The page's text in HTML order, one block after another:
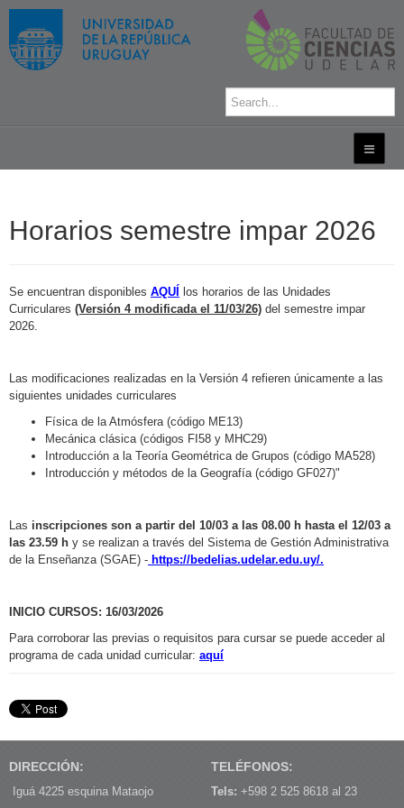
Horarios semestre impar 2026
Se encuentran disponibles AQUÍ
los horarios de las Unidades
Curriculares (Versión 4 modificada el 11/03/26) del semestre impar
2026.
Las modificaciones realizadas en la Versión 4 refieren únicamente a las
siguientes unidades curriculares
Física de la Atmósfera (código ME13)
Mecánica clásica (códigos FI58 y MHC29)
Introducción a la Teoría Geométrica de Grupos (código MA528)
Introducción y métodos de la Geografía (código GF027)"
Las inscripciones son a partir del 10/03 a las 08.00 h hasta el 12/03 a
las 23.59 h y se realizan a través del Sistema de Gestión Administrativa
de la Enseñanza (SGAE) - https://bedelias.udelar.edu.uy/.
INICIO CURSOS: 16/03/2026
Para corroborar las previas o requisitos para cursar se puede acceder al
programa de cada unidad curricular: aquí
DIRECCIÓN:
Iguá 4225 esquina Mataojo
TELÉFONOS:
Tels: +598 2 525 8618 al 23